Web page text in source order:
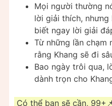
Mọi người thường
lời giải thích, nhưng
biết ngay lời giải
Từ những lần chạm
rằng Khang sẽ đi
Bao ngày trôi qua,
dành trọn cho
Có thể bạn sẽ cần,